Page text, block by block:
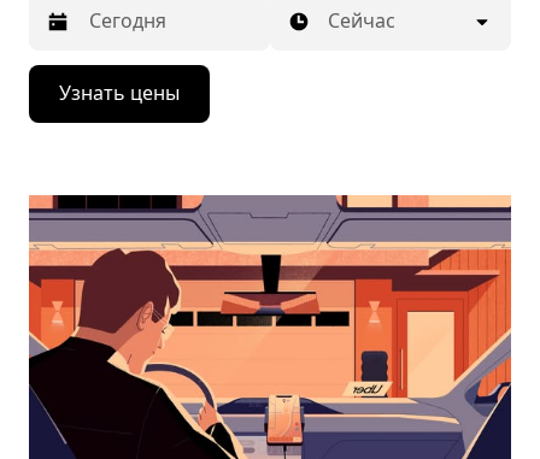
Нажмите
стрелку
вниз,
календарю
выбрать
дату.
Чтобы
закрыть
календарь,
нажмите
Esc.
Сейчас
Узнать цены